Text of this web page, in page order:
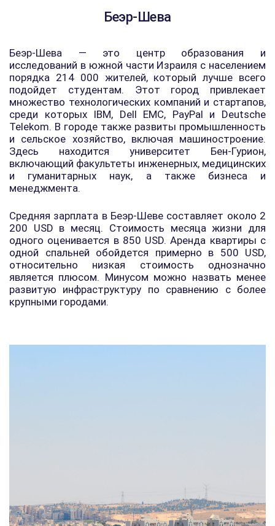
Беэр-Шева
Беэр-Шева — это центр образования и
исследований в южной части Израиля с населением
порядка 214 000 жителей, который лучше всего
подойдет студентам. Этот город привлекает
множество технологических компаний и стартапов,
среди которых IBM, Dell EMC, PayPal и Deutsche
Telekom. В городе также развиты промышленность
и сельское хозяйство, включая машиностроение.
Здесь находится университет Бен-Гурион,
включающий факультеты инженерных, медицинских
и гуманитарных наук, а также бизнеса и
менеджмента.
Средняя зарплата в Беэр-Шеве составляет около 2
200 USD в месяц. Стоимость месяца жизни для
одного оценивается в 850 USD. Аренда квартиры с
одной спальней обойдется примерно в 500 USD,
относительно низкая стоимость однозначно
является плюсом. Минусом можно назвать менее
развитую инфраструктуру по сравнению с более
крупными городами.